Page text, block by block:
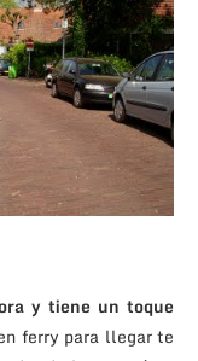
y tiene un toque
ferry para llegar te